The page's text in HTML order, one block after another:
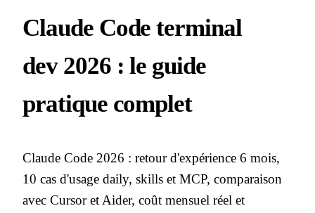
Claude Code terminal
dev 2026 : le guide
pratique complet
Claude Code 2026 : retour d'expérience 6 mois,
10 cas d'usage daily, skills et MCP, comparaison
avec Cursor et Aider, coût mensuel réel et